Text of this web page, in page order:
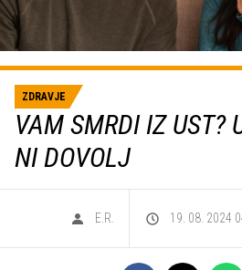
ZDRAVJE
VAM SMRDI IZ UST?
NI DOVOLJ
E.R. 19. 08. 2024